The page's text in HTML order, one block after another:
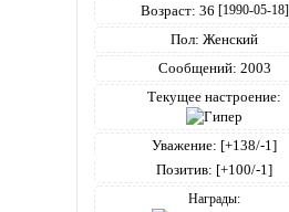
Возраст: 36 [1990-05-18]
Пол: Женский
Сообщений: 2003
Текущее настроение:
Уважение: [+138/-1]
Позитив: [+100/-1]
Награды: